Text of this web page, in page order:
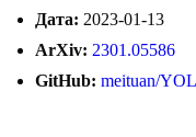
Дата: 2023-01-13
ArXiv: 2301.05586
GitHub: meituan/